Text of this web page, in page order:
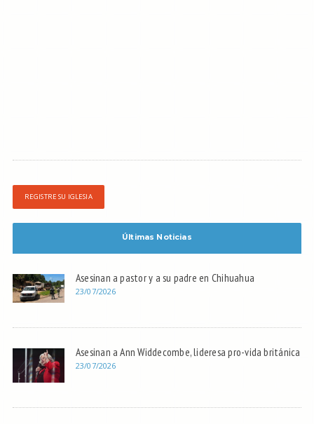
REGISTRE SU IGLESIA
Últimas Noticias
Asesinan a pastor y a su padre en Chihuahua
23/07/2026
Asesinan a Ann Widdecombe, lideresa pro-vida británica
23/07/2026